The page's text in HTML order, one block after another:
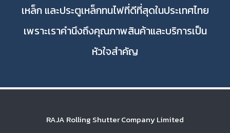
เหล็ก และประตูเหล็กทนไฟที่ดีที่สุดในประเทศไทย
เพราะเราคำนึงถึงคุณภาพสินค้าและบริการเป็น
หัวใจสำคัญ
RAJA Rolling Shutter Company Limited